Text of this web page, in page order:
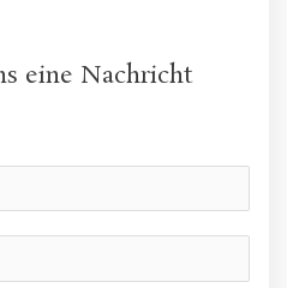
eine Nachricht